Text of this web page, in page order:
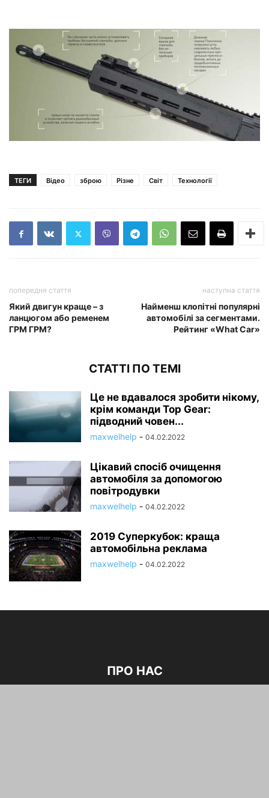
ТЕГИ Відео зброю Різне Світ Технології
попередня стаття
Який двигун краще – з
ланцюгом або ременем
ГРМ ГРМ?
наступна стаття
Найменш клопітні популярні
автомобілі за сегментами.
Рейтинг «What Car»
СТАТТІ ПО ТЕМІ
Це не вдавалося зробити нікому,
крім команди Top Gear:
підводний човен...
maxwelhelp - 04.02.2022
Цікавий спосіб очищення
автомобіля за допомогою
повітродувки
maxwelhelp - 04.02.2022
2019 Суперкубок: краща
автомобільна реклама
maxwelhelp - 04.02.2022
ПРО НАС